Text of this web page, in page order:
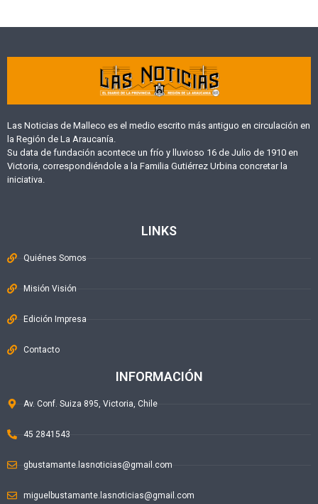
Las Noticias de Malleco es el medio escrito más antiguo en circulación en
la Región de La Araucanía.
Su data de fundación acontece un frío y lluvioso 16 de Julio de 1910 en
Victoria, correspondiéndole a la Familia Gutiérrez Urbina concretar la
iniciativa.
LINKS
Quiénes Somos
Misión Visión
Edición Impresa
Contacto
INFORMACIÓN
Av. Conf. Suiza 895, Victoria, Chile
45 2841543
gbustamante.lasnoticias@gmail.com
miguelbustamante.lasnoticias@gmail.com